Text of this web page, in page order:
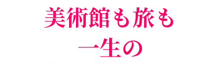
美術館も旅も
一生の